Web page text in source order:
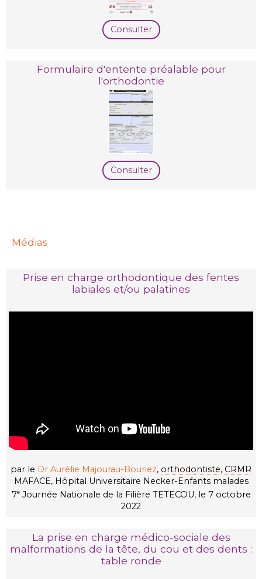
Consulter
Formulaire d'entente préalable pour
l'orthodontie
Consulter
Médias
Prise en charge orthodontique des fentes
labiales et/ou palatines
par le Dr Aurélie Majourau-Bouriez, orthodontiste, CRMR
MAFACE, Hôpital Universitaire Necker-Enfants malades
7e Journée Nationale de la Filière TETECOU, le 7 octobre
2022
La prise en charge médico-sociale des
malformations de la tête, du cou et des dents :
table ronde